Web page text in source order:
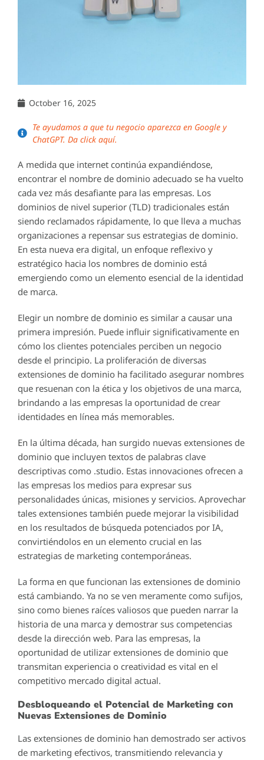
October 16, 2025
Te ayudamos a que tu negocio aparezca en Google y
ChatGPT. Da click aquí.
A medida que internet continúa expandiéndose,
encontrar el nombre de dominio adecuado se ha vuelto
cada vez más desafiante para las empresas. Los
dominios de nivel superior (TLD) tradicionales están
siendo reclamados rápidamente, lo que lleva a muchas
organizaciones a repensar sus estrategias de dominio.
En esta nueva era digital, un enfoque reflexivo y
estratégico hacia los nombres de dominio está
emergiendo como un elemento esencial de la identidad
de marca.
Elegir un nombre de dominio es similar a causar una
primera impresión. Puede influir significativamente en
cómo los clientes potenciales perciben un negocio
desde el principio. La proliferación de diversas
extensiones de dominio ha facilitado asegurar nombres
que resuenan con la ética y los objetivos de una marca,
brindando a las empresas la oportunidad de crear
identidades en línea más memorables.
En la última década, han surgido nuevas extensiones de
dominio que incluyen textos de palabras clave
descriptivas como .studio. Estas innovaciones ofrecen a
las empresas los medios para expresar sus
personalidades únicas, misiones y servicios. Aprovechar
tales extensiones también puede mejorar la visibilidad
en los resultados de búsqueda potenciados por IA,
convirtiéndolos en un elemento crucial en las
estrategias de marketing contemporáneas.
La forma en que funcionan las extensiones de dominio
está cambiando. Ya no se ven meramente como sufijos,
sino como bienes raíces valiosos que pueden narrar la
historia de una marca y demostrar sus competencias
desde la dirección web. Para las empresas, la
oportunidad de utilizar extensiones de dominio que
transmitan experiencia o creatividad es vital en el
competitivo mercado digital actual.
Desbloqueando el Potencial de Marketing con
Nuevas Extensiones de Dominio
Las extensiones de dominio han demostrado ser activos
de marketing efectivos, transmitiendo relevancia y